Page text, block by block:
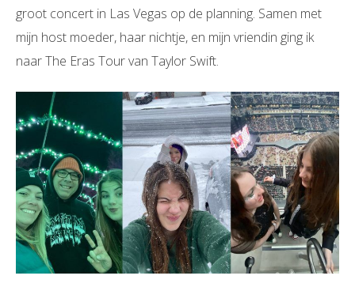
groot concert in Las Vegas op de planning. Samen met
mijn host moeder, haar nichtje, en mijn vriendin ging ik
naar The Eras Tour van Taylor Swift.